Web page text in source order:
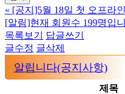
« [공지]5월 18일 첫 오프
[알림]현재 회원수 199명입
목록보기
답글쓰기
글수정 글삭제
알립니다(공지사항)
제목